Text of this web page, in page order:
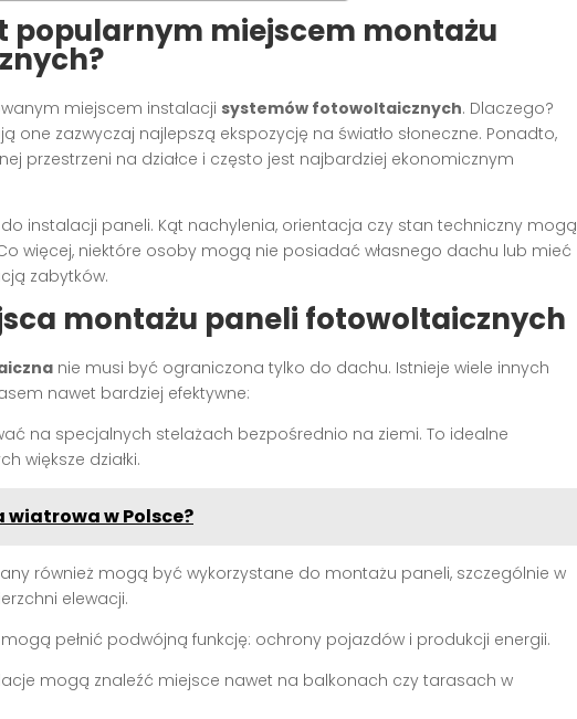
popularnym miejscem montażu
miejscem instalacji systemów fotowoltaicznych. Dlaczego?
one zazwyczaj najlepszą ekspozycję na światło słoneczne. Ponadto,
przestrzeni na działce i często jest najbardziej ekonomicznym
instalacji paneli. Kąt nachylenia, orientacja czy stan techniczny mogą
więcej, niektóre osoby mogą nie posiadać własnego dachu lub mieć
zabytków.
montażu paneli fotowoltaicznych
nie musi być ograniczona tylko do dachu. Istnieje wiele innych
nawet bardziej efektywne:
na specjalnych stelażach bezpośrednio na ziemi. To idealne
większe działki.
w Polsce?
również mogą być wykorzystane do montażu paneli, szczególnie w
elewacji.
pełnić podwójną funkcję: ochrony pojazdów i produkcji energii.
mogą znaleźć miejsce nawet na balkonach czy tarasach w